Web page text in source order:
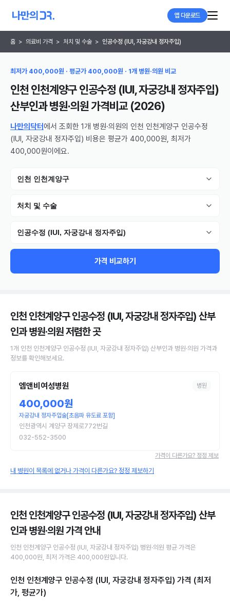
앱 다운로드
홈 > 의료비 가격 > 처치 및 수술 > 인공수정 (IUI, 자궁강내 정자주입)
최저가 400,000원 · 평균가 400,000원 · 1개 병원·의원 비교
인천 인천계양구 인공수정 (IUI, 자궁강내 정자주입)
산부인과 병원·의원가격비교 (2026)
나만의닥터 에서 조회한 1개 병원·의원의 인천 인천계양구 인공수정
(IUI, 자궁강내 정자주입) 비용은 평균가 400,000원, 최저가
400,000원이에요.
인천 인천계양구
처치 및 수술
인공수정 (IUI, 자궁강내 정자주입)
가격 비교하기
인천 인천계양구 인공수정 (IUI, 자궁강내 정자주입) 산부
인과 병원·의원저렴한 곳
1개 인천 인천계양구 인공수정 (IUI, 자궁강내 정자주입) 산부인과 병원·의원 가격과
정보를 확인해보세요.
엠앤비여성병원 병원
400,000원
자궁강내 정자주입술[초음파 유도료 포함]
인천광역시 계양구 장제로772번길
032-552-3500
가격이 다른가요? 정정 제보
내 병원이 목록에 없거나 가격이 다른가요? 정정 제보하기
인천 인천계양구 인공수정 (IUI, 자궁강내 정자주입) 산부
인과 병원·의원가격 안내
인천 인천계양구 인공수정 (IUI, 자궁강내 정자주입) 병원·의원 평균 가격은
400,000원 , 최저 가격은 400,000원입니다.
인천 인천계양구 인공수정 (IUI, 자궁강내 정자주입) 가격 (최저
가, 평균가)